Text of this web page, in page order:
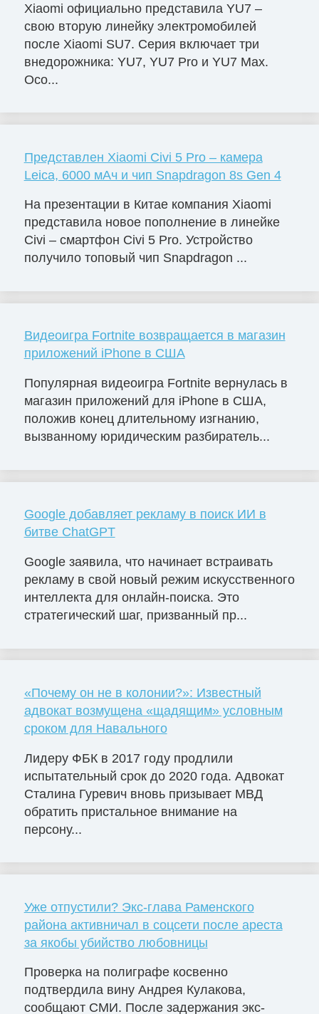
Xiaomi официально представила YU7 –
свою вторую линейку электромобилей
после Xiaomi SU7. Серия включает три
внедорожника: YU7, YU7 Pro и YU7 Max.
Осо...
Представлен Xiaomi Civi 5 Pro – камера
Leica, 6000 мАч и чип Snapdragon 8s Gen 4
На презентации в Китае компания Xiaomi
представила новое пополнение в линейке
Civi – смартфон Civi 5 Pro. Устройство
получило топовый чип Snapdragon ...
Видеоигра Fortnite возвращается в магазин
приложений iPhone в США
Популярная видеоигра Fortnite вернулась в
магазин приложений для iPhone в США,
положив конец длительному изгнанию,
вызванному юридическим разбиратель...
Google добавляет рекламу в поиск ИИ в
битве ChatGPT
Google заявила, что начинает встраивать
рекламу в свой новый режим искусственного
интеллекта для онлайн-поиска. Это
стратегический шаг, призванный пр...
«Почему он не в колонии?»: Известный
адвокат возмущена «щадящим» условным
сроком для Навального
Лидеру ФБК в 2017 году продлили
испытательный срок до 2020 года. Адвокат
Сталина Гуревич вновь призывает МВД
обратить пристальное внимание на
персону...
Уже отпустили? Экс-глава Раменского
района активничал в соцсети после ареста
за якобы убийство любовницы
Проверка на полиграфе косвенно
подтвердила вину Андрея Кулакова,
сообщают СМИ. После задержания экс-